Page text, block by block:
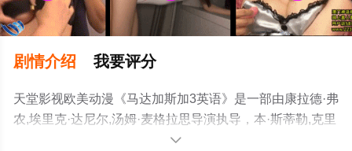
剧情介绍 我要评分
天堂影视欧美动漫《马达加斯加3英语》是一部由康拉德·弗
农,埃里克·达尼尔,汤姆·麦格拉思导演执导，本·斯蒂勒,克里
斯·洛克,大卫·休默,贾达·萍克·史密斯,萨莎·拜伦·科恩,弗兰西
